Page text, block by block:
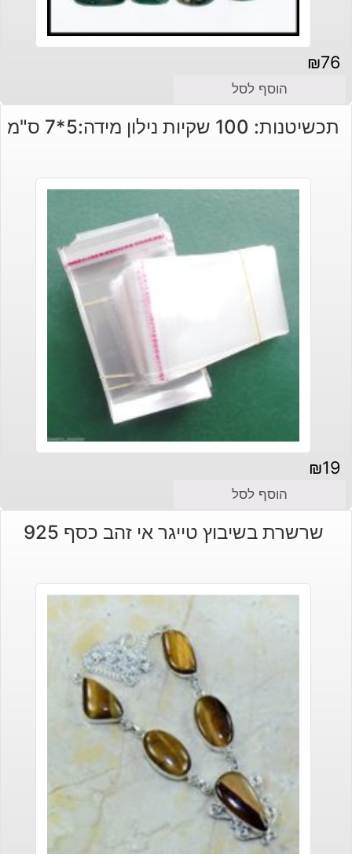
₪76
הוסף לסל
תכשיטנות: 100 שקיות נילון מידה:5*7 ס"מ
₪19
הוסף לסל
שרשרת בשיבוץ טייגר אי זהב כסף 925